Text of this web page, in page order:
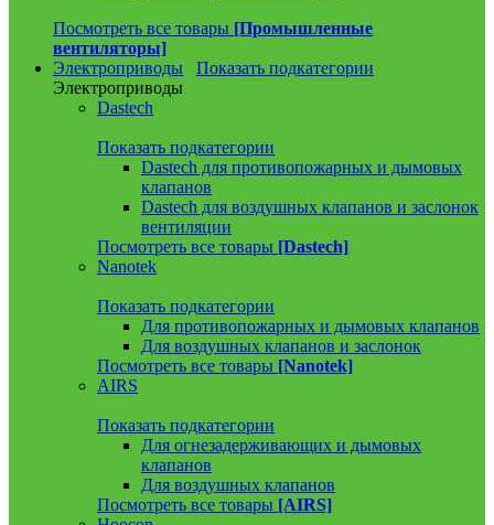
Посмотреть все товары [Промышленные
вентиляторы]
Электроприводы
Показать подкатегории
Электроприводы
Dastech
Показать подкатегории
Dastech для противопожарных и дымовых
клапанов
Dastech для воздушных клапанов и заслонок
вентиляции
Посмотреть все товары [Dastech]
Nanotek
Показать подкатегории
Для противопожарных и дымовых клапанов
Для воздушных клапанов и заслонок
Посмотреть все товары [Nanotek]
AIRS
Показать подкатегории
Для огнезадерживающих и дымовых
клапанов
Для воздушных клапанов
Посмотреть все товары [AIRS]